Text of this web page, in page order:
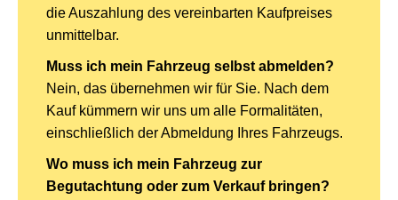
die Auszahlung des vereinbarten Kaufpreises
unmittelbar.
Muss ich mein Fahrzeug selbst abmelden?
Nein, das übernehmen wir für Sie. Nach dem
Kauf kümmern wir uns um alle Formalitäten,
einschließlich der Abmeldung Ihres Fahrzeugs.
Wo muss ich mein Fahrzeug zur
Begutachtung oder zum Verkauf bringen?